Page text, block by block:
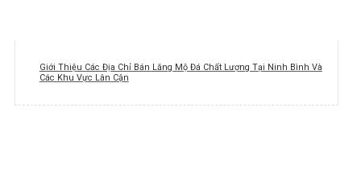
Giới Thiệu Các Địa Chỉ Bán Lăng Mộ Đá Chất Lượng Tại Ninh Bình Và
Các Khu Vực Lân Cận